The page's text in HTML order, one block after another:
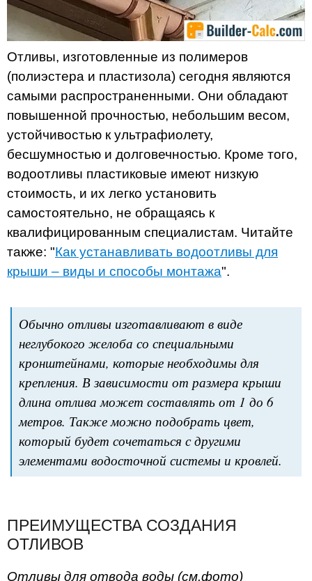
Отливы, изготовленные из полимеров
(полиэстера и пластизола) сегодня являются
самыми распространенными. Они обладают
повышенной прочностью, небольшим весом,
устойчивостью к ультрафиолету,
бесшумностью и долговечностью. Кроме того,
водоотливы пластиковые имеют низкую
стоимость, и их легко установить
самостоятельно, не обращаясь к
квалифицированным специалистам. Читайте
также: "Как устанавливать водоотливы для
крыши – виды и способы монтажа".
Обычно отливы изготавливают в виде
неглубокого желоба со специальными
кронштейнами, которые необходимы для
крепления. В зависимости от размера крыши
длина отлива может составлять от 1 до 6
метров. Также можно подобрать цвет,
который будет сочетаться с другими
элементами водосточной системы и кровлей.
ПРЕИМУЩЕСТВА СОЗДАНИЯ
ОТЛИВОВ
Отливы для отвода воды (см.фото)